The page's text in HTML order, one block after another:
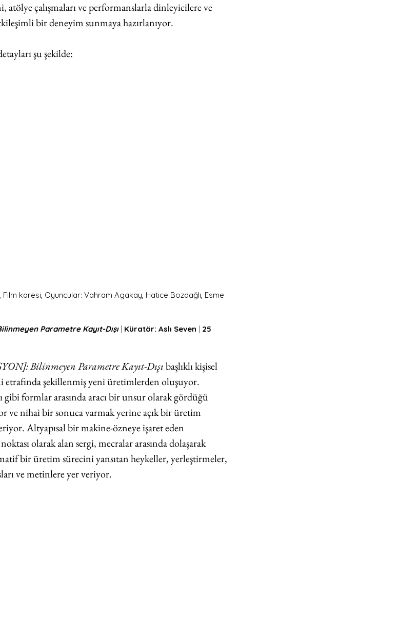
çalışmaları ve performanslarla dinleyicilere ve
bir deneyim sunmaya hazırlanıyor.
şu şekilde:
Film karesi, Oyuncular: Vahram Agakay, Hatice Bozdağlı, Esme
Parametre Kayıt-Dışı | Küratör: Aslı Seven | 25
Bilinmeyen Parametre Kayıt-Dışı başlıklı kişisel
etrafında şekillenmiş yeni üretimlerden oluşuyor.
formlar arasında aracı bir unsur olarak gördüğü
ve nihai bir sonuca varmak yerine açık bir üretim
Altyapısal bir makine-özneye işaret eden
olarak alan sergi, mecralar arasında dolaşarak
bir üretim sürecini yansıtan heykeller, yerleştirmeler,
ve metinlere yer veriyor.